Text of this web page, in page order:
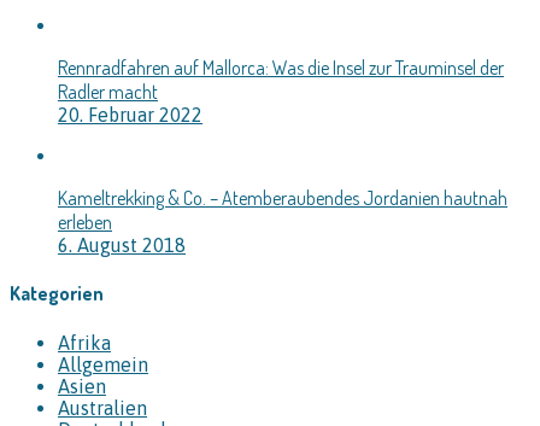
Rennradfahren auf Mallorca: Was die Insel zur Trauminsel der
Radler macht
20. Februar 2022
Kameltrekking & Co. – Atemberaubendes Jordanien hautnah
erleben
6. August 2018
Kategorien
Afrika
Allgemein
Asien
Australien